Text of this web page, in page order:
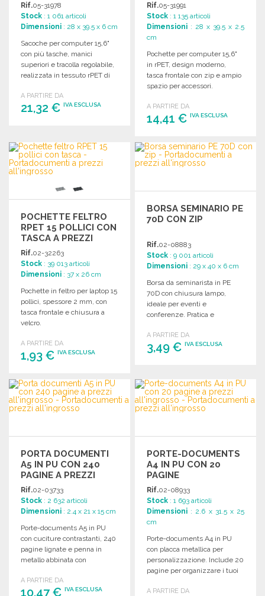
Rif.05-31978
Stock : 1 061 articoli
Dimensioni : 28 x 39.5 x 6 cm
Sacoche per computer 15,6"
con più tasche, manici
superiori e tracolla regolabile,
realizzata in tessuto rPET di
A PARTIRE DA
21,32 € IVA ESCLUSA
Richiedi un preventivo
Rif.05-31991
Stock : 1 135 articoli
Dimensioni : 28 x 39.5 x 2.5
cm
Pochette per computer 15,6"
in rPET, design moderno,
tasca frontale con zip e ampio
spazio per accessori.
cm.
A PARTIRE DA
14,41 €IVA ESCLUSA
ORDINARE
Richiedi un preventivo
POCHETTE FELTRO
RPET 15 POLLICI CON
TASCA A PREZZI
ALL'INGROSSO
Rif.02-32263
Stock : 39 013 articoli
Dimensioni : 37 x 26 cm
Pochette in feltro per laptop 15
pollici, spessore 2 mm, con
tasca frontale e chiusura a
velcro.
A PARTIRE DA
1,93 € IVA ESCLUSA
ORDINARE
Richiedi un preventivo
BORSA SEMINARIO PE
70D CON ZIP
Rif.02-08883
Stock : 9 001 articoli
Dimensioni : 29 x 40 x 6 cm
Borsa da seminarista in PE
70D con chiusura lampo,
ideale per eventi e
conferenze. Pratica e
A PARTIRE DA
3,49 €IVA ESCLUSA
Richiedi un preventivo
PORTA DOCUMENTI
A5 IN PU CON 240
PAGINE A PREZZI
ALL'INGROSSO
Rif.02-03733
Stock : 2 632 articoli
Dimensioni : 2.4 x 21 x 15 cm
Porte-documents A5 in PU
con cuciture contrastanti, 240
pagine lignate e penna in
metallo abbinata con
A PARTIRE DA
10,47 € IVA ESCLUSA
PORTE-DOCUMENTS
A4 IN PU CON 20
PAGINE
Rif.02-08933
Stock : 1 693 articoli
Dimensioni : 2.6 x 31.5 x 25
cm
Porte-documents A4 in PU
con placca metallica per
personalizzazione. Include 20
pagine per organizzare i tuoi
A PARTIRE DA